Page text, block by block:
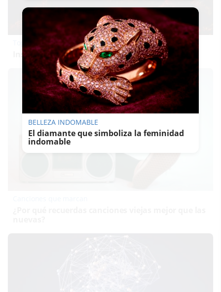
Top 2026: destinos clave
Inspírate y elige tu próximo destino para 2026
BELLEZA INDOMABLE
El diamante que simboliza la feminidad
indomable